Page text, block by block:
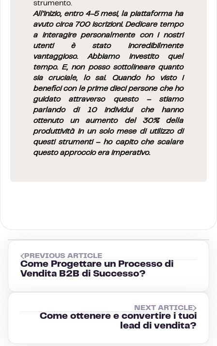
strumento.
All’inizio, entro 4-5 mesi, la piattaforma ha
avuto circa 700 iscrizioni. Dedicare tempo
a interagire personalmente con i nostri
utenti è stato incredibilmente
vantaggioso. Abbiamo investito quel
tempo. E, non posso sottolineare quanto
sia cruciale, lo sai. Quando ho visto i
benefici con le prime dieci persone che ho
guidato attraverso questo – stiamo
parlando di 10 individui che hanno
ottenuto un aumento del 30% della
produttività in un solo mese di utilizzo di
questi strumenti – ho capito che scalare
questo approccio era imperativo.
PREVIOUS ARTICLE
Come Progettare un Processo di
Vendita B2B di Successo?
NEXT ARTICLE
Come ottenere e convertire i tuoi
lead di vendita?